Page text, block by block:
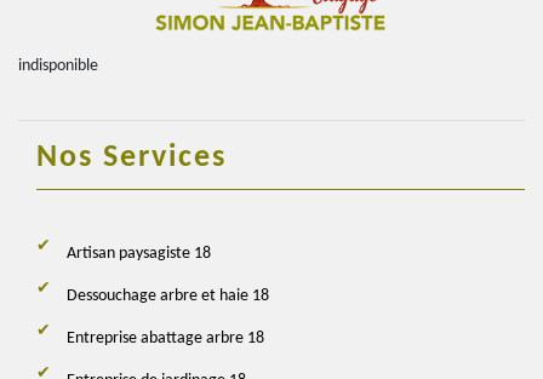
indisponible
Nos Services
Artisan paysagiste 18
Dessouchage arbre et haie 18
Entreprise abattage arbre 18